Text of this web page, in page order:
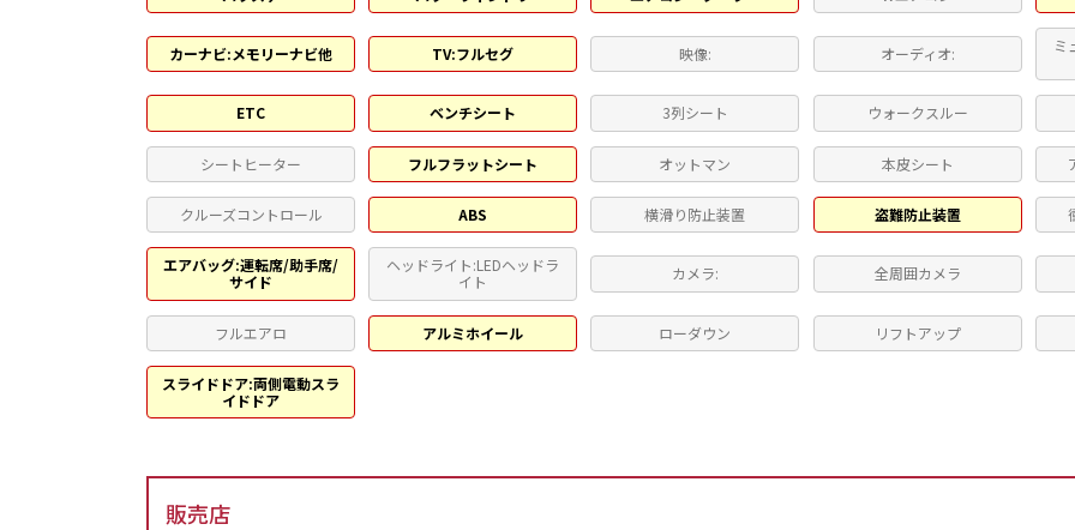
カーナビ:メモリーナビ他 TV:フルセグ 映像: オーディオ:
ミ
ETC ベンチシート 3列シート ウォークスルー
シートヒーター フルフラットシート オットマン 本皮シート
クルーズコントロール ABS 横滑り防止装置 盗難防止装置
エアバッグ:運転席/助手席/
サイド
ヘッドライト:LEDヘッドラ
イト
カメラ: 全周囲カメラ
フルエアロ アルミホイール ローダウン リフトアップ
スライドドア:両側電動スラ
イドドア
販売店